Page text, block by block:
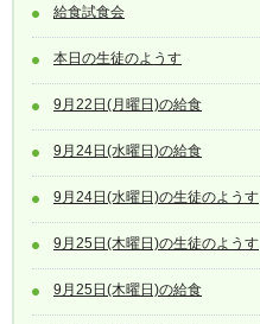
給食試食会
本日の生徒のようす
9月22日(月曜日)の給食
9月24日(水曜日)の給食
9月24日(水曜日)の生徒のようす
9月25日(木曜日)の生徒のようす
9月25日(木曜日)の給食